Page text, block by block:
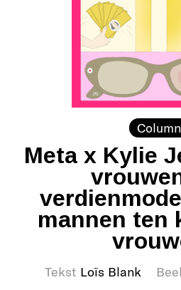
Column
Meta x Kylie
mannen ten
Tekst Loïs Blank